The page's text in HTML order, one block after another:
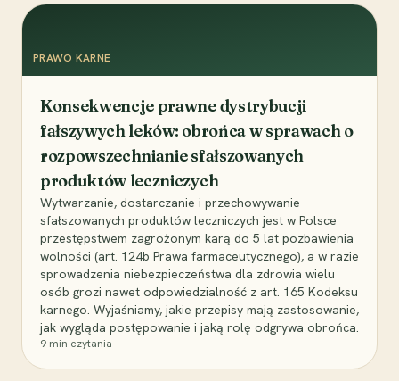
PRAWO KARNE
Konsekwencje prawne dystrybucji
fałszywych leków: obrońca w sprawach o
rozpowszechnianie sfałszowanych
produktów leczniczych
Wytwarzanie, dostarczanie i przechowywanie
sfałszowanych produktów leczniczych jest w Polsce
przestępstwem zagrożonym karą do 5 lat pozbawienia
wolności (art. 124b Prawa farmaceutycznego), a w razie
sprowadzenia niebezpieczeństwa dla zdrowia wielu
osób grozi nawet odpowiedzialność z art. 165 Kodeksu
karnego. Wyjaśniamy, jakie przepisy mają zastosowanie,
jak wygląda postępowanie i jaką rolę odgrywa obrońca.
9 min czytania